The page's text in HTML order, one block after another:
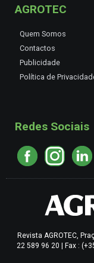
AGROTEC
Quem Somos
Contactos
Publicidade
Política de
Redes Sociais
Revista AGROTEC,
22 589 96 20 | Fax :